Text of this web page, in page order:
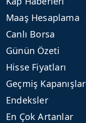
Maaş Hesaplama
Canlı Borsa
Günün Özeti
Hisse Fiyatları
Geçmiş Kapanışlar
Endeksler
En Çok Artanlar